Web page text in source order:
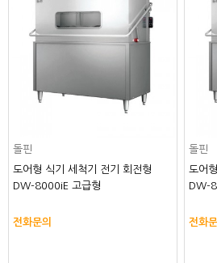
돌핀
도어형 식기 세척기 전기 회전형
DW-8000iE 고급형
전화문의
돌핀
도어
DW-
전화